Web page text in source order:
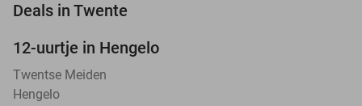
Deals in Twente
TODAY
12-uurtje in Hengelo
Twentse Meiden
Hengelo